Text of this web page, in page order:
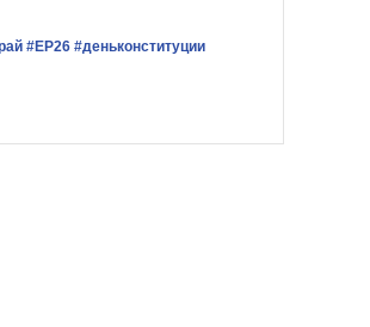
#ЕР26 #деньконституции